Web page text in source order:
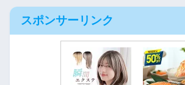
スポンサーリンク